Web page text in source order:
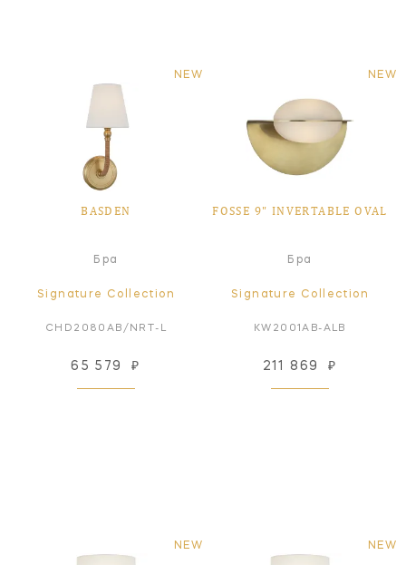
NEW
BASDEN
Бра
Signature Collection
CHD2080AB/NRT-L
65 579 ₽
NEW
FOSSE 9" INVERTABLE OVAL
Бра
Signature Collection
KW2001AB-ALB
211 869 ₽
NEW NEW